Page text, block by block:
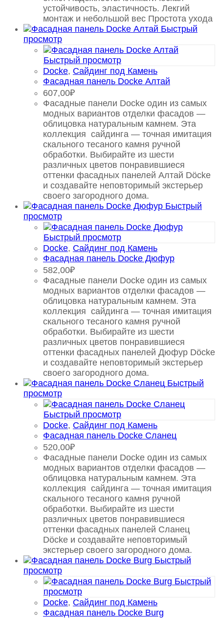
устойчивость, эластичность. Лекгий
монтаж и небольшой вес Простота ухода
Быстрый
просмотр
Быстрый просмотр
Docke, Сайдинг под Камень
Фасадная панель Docke Алтай
607,00₽
Фасадные панели Docke один из самых
модных вариантов отделки фасадов —
облицовка натуральным камнем. Эта
коллекция сайдинга — точная имитация
скального тесаного камня ручной
обработки. Выбирайте из шести
различных цветов понравившиеся
оттенки фасадных панелей Алтай Döcke
и создавайте неповторимый экстерьер
своего загородного дома.
Быстрый
просмотр
Быстрый просмотр
Docke, Сайдинг под Камень
Фасадная панель Docke Дюфур
582,00₽
Фасадные панели Docke один из самых
модных вариантов отделки фасадов —
облицовка натуральным камнем. Эта
коллекция сайдинга — точная имитация
скального тесаного камня ручной
обработки. Выбирайте из шести
различных цветов понравившиеся
оттенки фасадных панелей Дюфур Döcke
и создавайте неповторимый экстерьер
своего загородного дома.
Быстрый
просмотр
Быстрый просмотр
Docke, Сайдинг под Камень
Фасадная панель Docke Сланец
520,00₽
Фасадные панели Docke один из самых
модных вариантов отделки фасадов —
облицовка натуральным камнем. Эта
коллекция сайдинга — точная имитация
скального тесаного камня ручной
обработки. Выбирайте из шести
различных цветов понравившиеся
оттенки фасадных панелей Сланец
Döcke и создавайте неповторимый
экстерьер своего загородного дома.
Быстрый
просмотр
Быстрый
просмотр
Docke, Сайдинг под Камень
Фасадная панель Docke Burg